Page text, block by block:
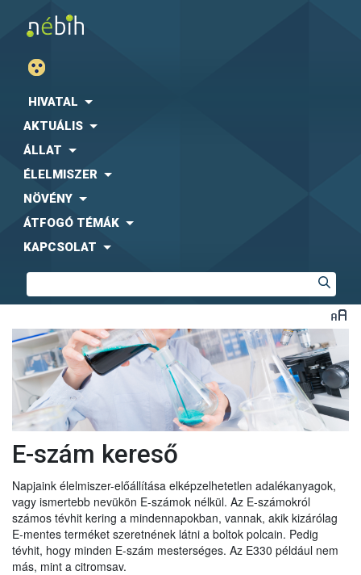
HIVATAL
AKTUÁLIS
ÁLLAT
ÉLELMISZER
NÖVÉNY
ÁTFOGÓ TÉMÁK
KAPCSOLAT
E-szám kereső
Napjaink élelmiszer-előállítása elképzelhetetlen adalékanyagok,
vagy ismertebb nevükön E-számok nélkül. Az E-számokról
számos tévhit kering a mindennapokban, vannak, akik kizárólag
E-mentes terméket szeretnének látni a boltok polcain. Pedig
tévhit, hogy minden E-szám mesterséges. Az E330 például nem
más, mint a citromsav.